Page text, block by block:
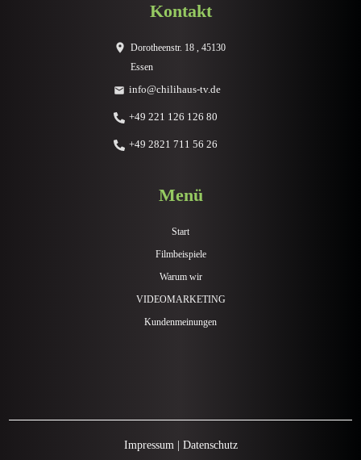
Kontakt
Dorotheenstr. 18 , 45130
Essen
info@chilihaus-tv.de
+49 221 126 126 80
+49 2821 711 56 26
Menü
Start
Filmbeispiele
Warum wir
VIDEOMARKETING
Kundenmeinungen
Impressum| Datenschutz